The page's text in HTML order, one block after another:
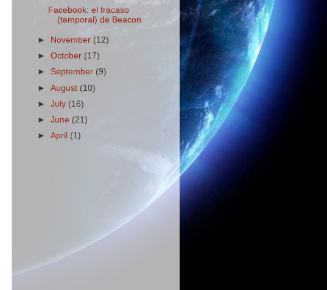
Facebook: el fracaso
(temporal) de Beacon
► November (12)
►October (17)
► September (9)
►August (10)
►July (16)
►June (21)
►April (1)